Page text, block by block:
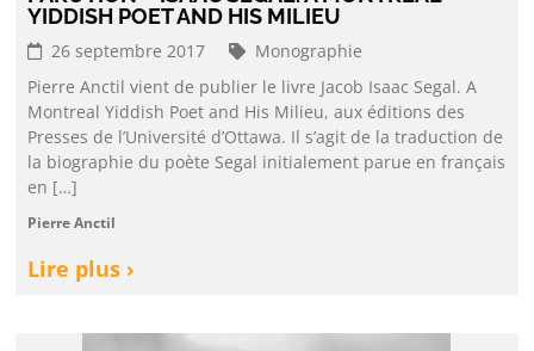
YIDDISH POET AND HIS MILIEU
26 septembre 2017
Monographie
Pierre Anctil vient de publier le livre Jacob Isaac Segal. A
Montreal Yiddish Poet and His Milieu, aux éditions des
Presses de l’Université d’Ottawa. Il s’agit de la traduction de
la biographie du poète Segal initialement parue en français
en […]
Pierre Anctil
Lire plus ›